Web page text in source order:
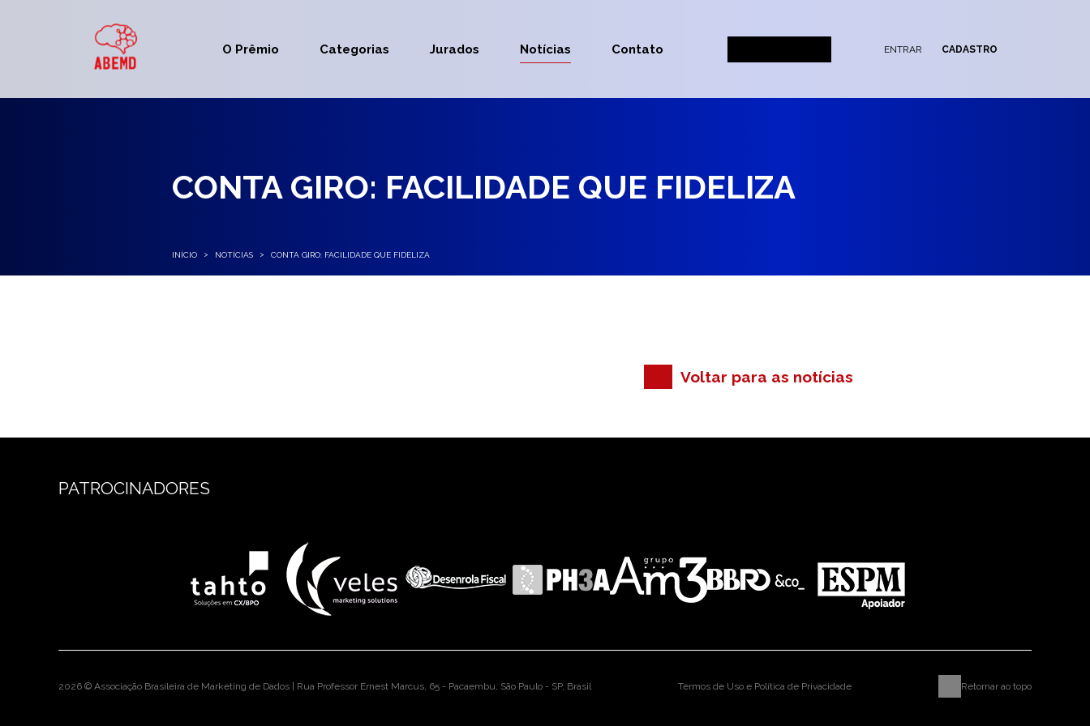
O Prêmio Categorias Jurados Notícias Contato ENTRAR CADASTRO
CONTA GIRO: FACILIDADE QUE FIDELIZA
INÍCIO > NOTÍCIAS > CONTA GIRO: FACILIDADE QUE FIDELIZA
Voltar para as notícias
PATROCINADORES
2026 © Associação Brasileira de Marketing de Dados | Rua Professor Ernest Marcus, 65 - Pacaembu, São Paulo - SP, Brasil Termos de Uso e Política de Privacidade Retornar ao topo